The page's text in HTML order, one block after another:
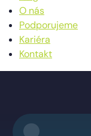
O nás
Podporujeme
Kariéra
Kontakt